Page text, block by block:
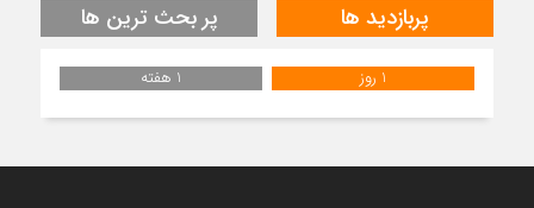
پربازدید ها پر بحث ترین ها
1 روز 1 هفته